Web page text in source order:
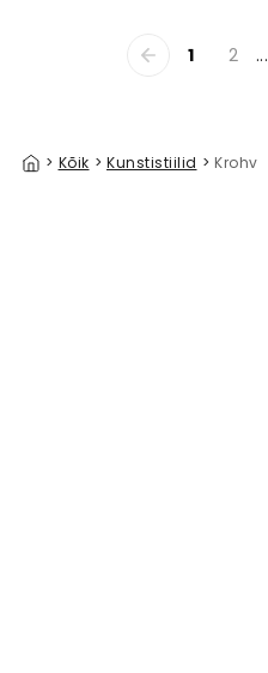
1 2 ...
> Kõik > Kunstistiilid > Krohv